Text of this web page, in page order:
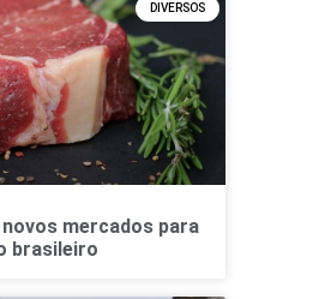
DIVERSOS
mercados para
brasileiro